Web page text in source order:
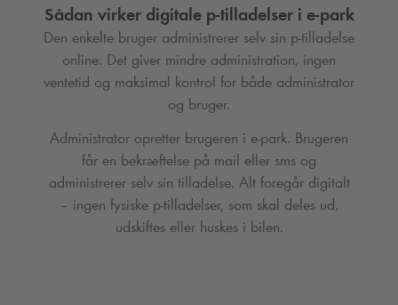
Sådan virker digitale p-tilladelser i e-park
Den enkelte bruger administrerer selv sin p-tilladelse
online. Det giver mindre administration, ingen
ventetid og maksimal kontrol for både administrator
og bruger.
Administrator opretter brugeren i e-park. Brugeren
får en bekræftelse på mail eller sms og
administrerer selv sin tilladelse. Alt foregår digitalt
– ingen fysiske p-tilladelser, som skal deles ud,
udskiftes eller huskes i bilen.